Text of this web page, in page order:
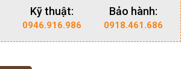
Kỹ thuật:
0946.916.986
Bảo hành:
0918.461.686